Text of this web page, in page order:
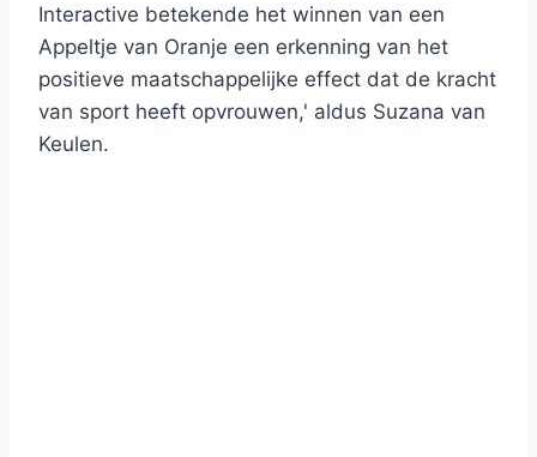
Interactive betekende het winnen van een
Appeltje van Oranje een erkenning van het
positieve maatschappelijke effect dat de kracht
van sport heeft opvrouwen,' aldus Suzana van
Keulen.